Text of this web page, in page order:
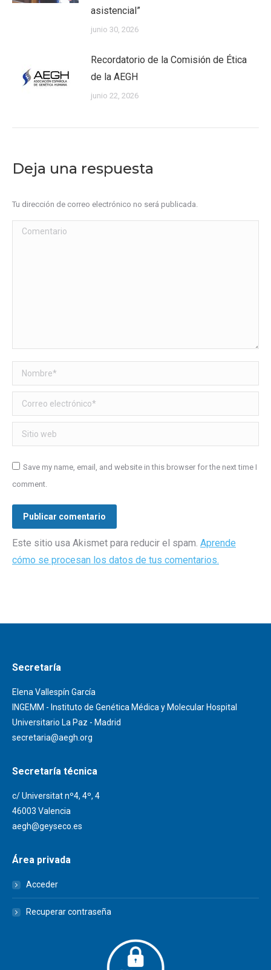
asistencial”
junio 30, 2026
Recordatorio de la Comisión de Ética
de la AEGH
junio 22, 2026
Deja una respuesta
Tu dirección de correo electrónico no será publicada.
Comentario
Nombre *
Correo electrónico *
Sitio web
Save my name, email, and website in this browser for the next time I
comment.
Publicar comentario
Este sitio usa Akismet para reducir el spam. Aprende
cómo se procesan los datos de tus comentarios.
Secretaría
Elena Vallespín García
INGEMM - Instituto de Genética Médica y Molecular Hospital
Universitario La Paz - Madrid
secretaria@aegh.org
Secretaría técnica
c/ Universitat nº4, 4º, 4
46003 Valencia
aegh@geyseco.es
Área privada
Acceder
Recuperar contraseña